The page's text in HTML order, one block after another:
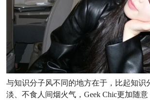
与知识分子风不同的地方在于，比起知识
淡、不食人间烟火气，Geek Chic更加随